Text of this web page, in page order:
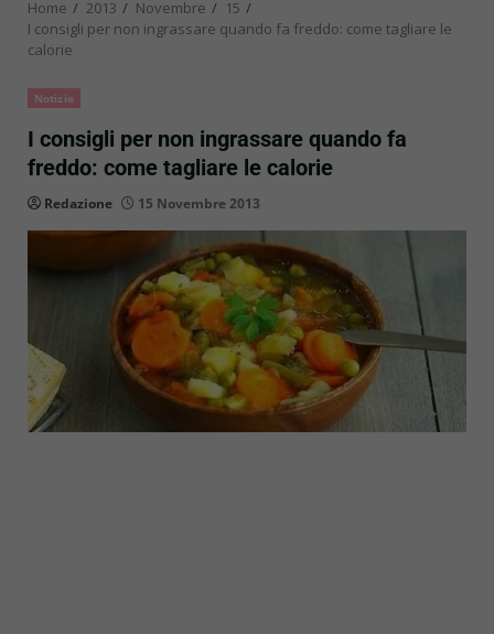
Home 2013 Novembre
15
I consigli per non ingrassare quando fa freddo: come tagliare le
calorie
Notizie
I consigli per non ingrassare quando fa
freddo: come tagliare le calorie
Redazione 15 Novembre 2013